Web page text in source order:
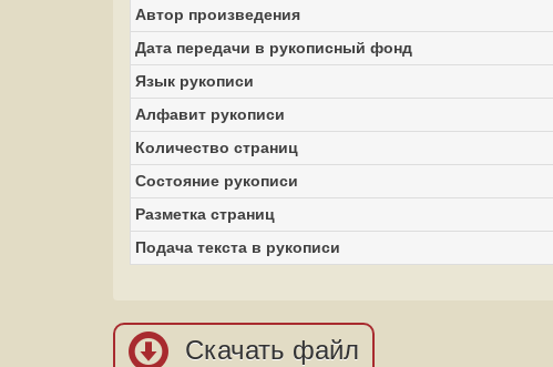
Автор произведения
Дата передачи в рукописный фонд
Язык рукописи
Алфавит рукописи
Количество страниц
Состояние рукописи
Разметка страниц
Подача текста в рукописи
Скачать файл